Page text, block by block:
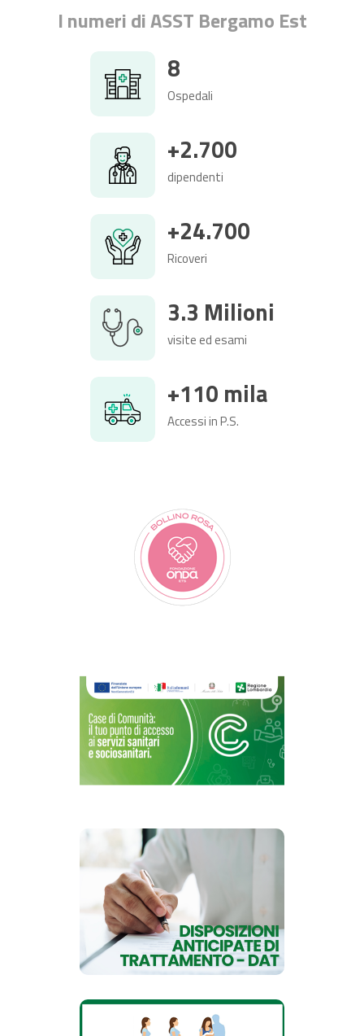
I numeri di ASST Bergamo Est
8
Ospedali
+2.700
dipendenti
+24.700
Ricoveri
3.3 Milioni
visite ed esami
+110 mila
Accessi in P.S.